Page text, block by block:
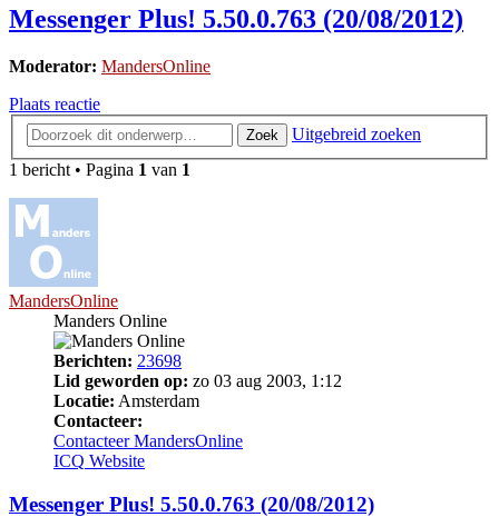
Messenger Plus! 5.50.0.763 (20/08/2012)
Moderator: MandersOnline
Plaats reactie
Zoek
Uitgebreid zoeken
1 bericht • Pagina 1 van 1
MandersOnline
Manders Online
Berichten: 23698
Lid geworden op: zo 03 aug 2003, 1:12
Locatie: Amsterdam
Contacteer:
Contacteer MandersOnline
ICQ Website
Messenger Plus! 5.50.0.763 (20/08/2012)